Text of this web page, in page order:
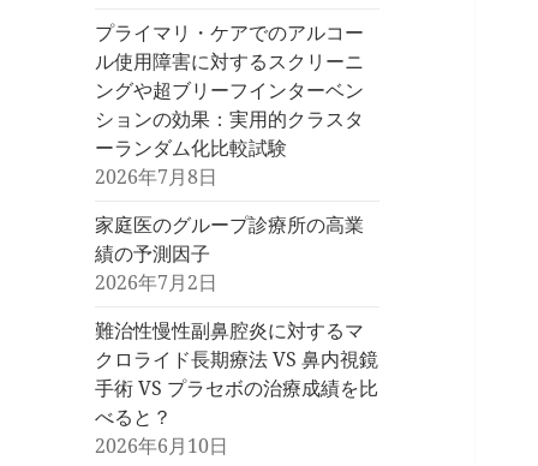
プライマリ・ケアでのアルコー
ル使用障害に対するスクリーニ
ングや超ブリーフインターベン
ションの効果：実用的クラスタ
ーランダム化比較試験
2026年7月8日
家庭医のグループ診療所の高業
績の予測因子
2026年7月2日
難治性慢性副鼻腔炎に対するマ
クロライド長期療法 VS 鼻内視鏡
手術 VS プラセボの治療成績を比
べると？
2026年6月10日